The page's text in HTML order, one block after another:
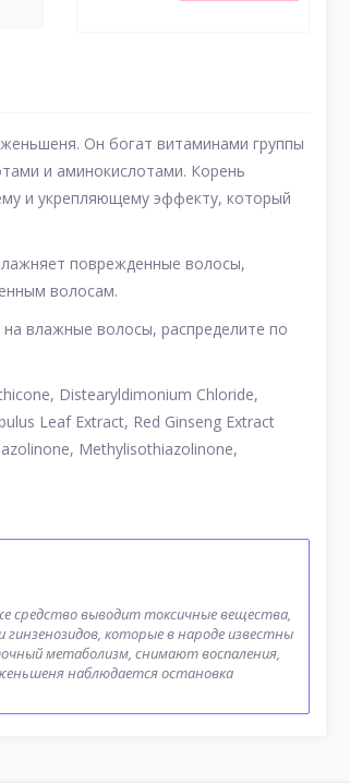
Он богат витаминами группы
и аминокислотами. Корень
и укрепляющему эффекту, который
поврежденные волосы,
волосам.
влажные волосы, распределите по
Distearyldimonium Chloride,
Leaf Extract, Red Ginseng Extract
Methylisothiazolinone,
средство выводит токсичные вещества,
которые в народе известны
метаболизм, снимают воспаления,
наблюдается остановка